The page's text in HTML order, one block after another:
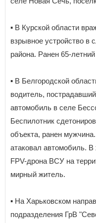
▪️ В Курской области
взрывное устройство в
района. Ранен 65-
▪️ В Белгородской
водитель,
автомобиль в селе
Беспилотник
объекта, ранен
атаковал автомобиль.
FPV-дрона ВСУ на
мирный житель.
▪️ На Харьковском
подразделения ГрВ